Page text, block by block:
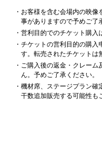
・お客様を含む会場内の映
事がありますので予めご了
・営利目的でのチケット購入
・チケットの営利目的の購
す。転売されたチケットは
・ご購入後の返金・クレー
ん。予めご了承ください。
・機材席、ステージプラン
干数追加販売する可能性も